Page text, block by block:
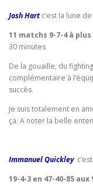
Josh Hartc’est la lune
11 matchs 9-7-4 à plus
30 minutes
De la gouaille, du
complémentaire à
succès.
Je suis totalement en
ça. A noter la belle
Immanuel Quickley
19-4-3 en 47-40-85 aux